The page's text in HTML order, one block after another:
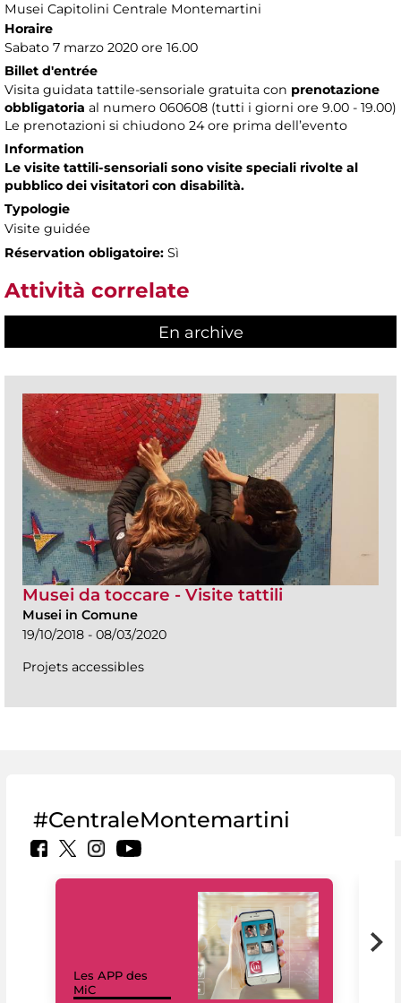
Musei Capitolini Centrale Montemartini
Horaire
Sabato 7 marzo 2020 ore 16.00
Billet d'entrée
Visita guidata tattile-sensoriale gratuita con prenotazione
obbligatoria al numero 060608 (tutti i giorni ore 9.00 - 19.00)
Le prenotazioni si chiudono 24 ore prima dell’evento
Information
Le visite tattili-sensoriali sono visite speciali rivolte al
pubblico dei visitatori con disabilità.
Typologie
Visite guidée
Réservation obligatoire: Sì
Attività correlate
En archive
Musei da toccare - Visite tattili
Musei in Comune
19/10/2018 - 08/03/2020
Projets accessibles
#CentraleMontemartini
Les APP des
MiC